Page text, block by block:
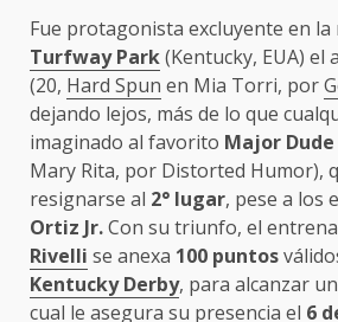
Fue protagonista excluyente en la
Turfway Park(Kentucky, EUA) el
(20, Hard Spun en Mia Torri, por
dejando lejos, más de lo que
imaginado al favorito Major Dude
Mary Rita, por Distorted Humor),
resignarse al 2° lugar, pese a los
Ortiz Jr.Con su triunfo, el
Rivelli se anexa 100 puntos
Kentucky Derby, para alcanzar
cual le asegura su presencia el 6